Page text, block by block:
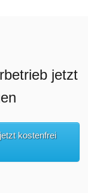
jetzt
kostenfrei